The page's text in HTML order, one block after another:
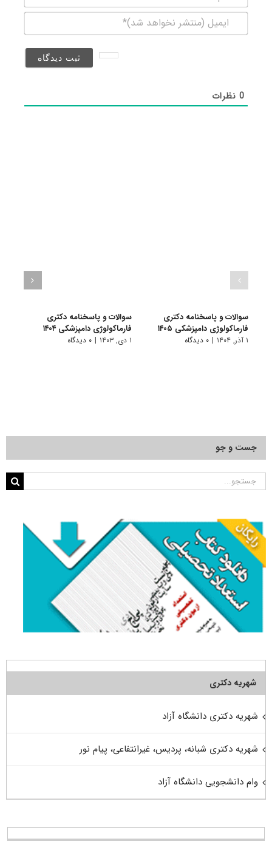
(منتشر
0نظرات
سوالات و پاسخنامه دکتری
فارماکولوژی دامپزشکی ۱۴۰۵
۱ آذر, ۱۴۰۴ | ۰ دیدگاه
سوالات و پاسخنامه دکتری
فارماکولوژی دامپزشکی ۱۴۰۴
۱ دی, ۱۴۰۳ | ۰ دیدگاه
جست و جو
جستجو
شهریه دکتری
شهریه دکتری دانشگاه آزاد
شهریه دکتری شبانه، پردیس، غیرانتفاعی، پیام نور
وام دانشجویی دانشگاه آزاد